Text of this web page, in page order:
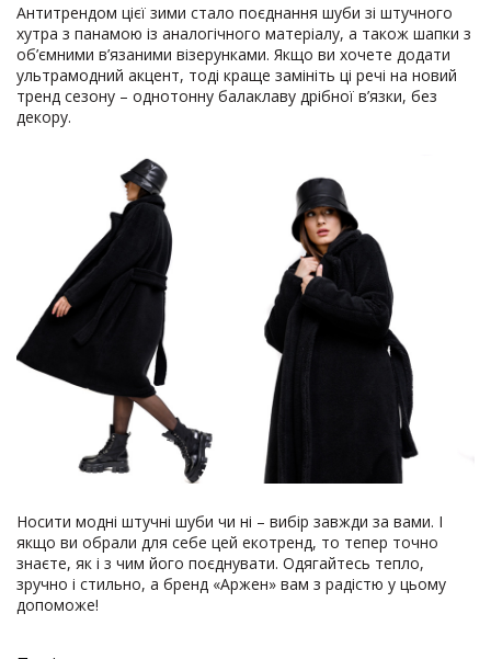
Антитрендом цієї зими стало поєднання шуби зі штучного
хутра з панамою із аналогічного матеріалу, а також шапки з
об’ємними в’язаними візерунками. Якщо ви хочете додати
ультрамодний акцент, тоді краще замініть ці речі на новий
тренд сезону – однотонну балаклаву дрібної в’язки, без
декору.
Носити модні штучні шуби чи ні – вибір завжди за вами. І
якщо ви обрали для себе цей екотренд, то тепер точно
знаєте, як і з чим його поєднувати. Одягайтесь тепло,
зручно і стильно, а бренд «Аржен» вам з радістю у цьому
допоможе!